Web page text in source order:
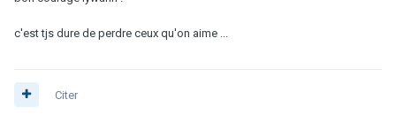
c'est tjs dure de perdre ceux qu'on aime ...
Citer